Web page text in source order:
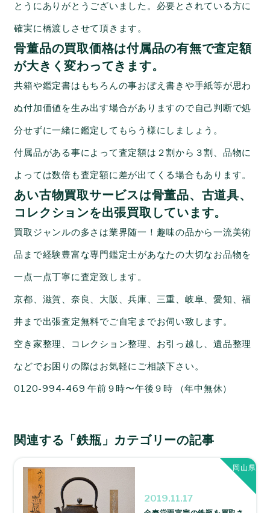
とうにありがとうございました。必要とされている方に
確実に橋渡しさせて頂きます。
骨董品の買取価格は付属品の有無で査定額
が大きく変わってきます。
共箱や鑑定書はもちろんの事おぼえ書きや手紙等が思わ
ぬ付加価値を生み出す場合がありますので自己判断で処
分せずに一緒に鑑定してもらう様にしましょう。
付属品がある事によって査定額は２割から３割、品物に
よっては数倍も査定額に差が出てくる場合もあります。
あい古物買取サービスは骨董品、古道具、
コレクションを出張買取しています。
買取ジャンルの多さは業界随一！趣味の品から一流美術
品まで経験豊富な専門鑑定士があなたの大切なお品物を
一点一点丁寧に査定致します。
京都、滋賀、奈良、大阪、兵庫、三重、岐阜、愛知、福
井まで出張査定無料でご自宅までお伺い致します。
空き家整理、コレクション整理、お引っ越し、遺品整理
などでお困りの際はお気軽にご相談下さい。
0120-994-469 午前９時〜午後９時 （年中無休）
関連する「鉄瓶」カテゴリーの記事
2019.11.17
岡山県